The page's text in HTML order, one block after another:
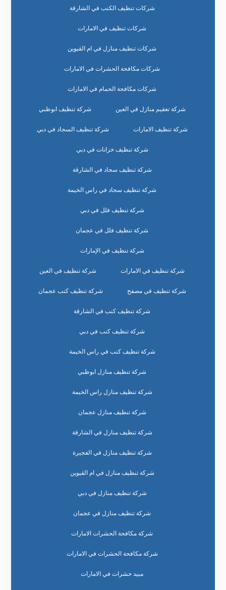
شركات تنظيف الكنب في الشارقة
شركات تنظيف في الامارات
شركات تنظيف منازل في ام القيوين
شركات مكافحة الحشرات في الامارات
شركات مكافحة الحمام في الامارات
شركة تعقيم منازل في العين شركة تنظيف ابوظبي
شركة تنظيف الامارات شركة تنظيف السجاد في دبي
شركة تنظيف خزانات في دبي
شركة تنظيف سجاد في الشارقة
شركة تنظيف سجاد في راس الخيمة
شركة تنظيف فلل في دبي
شركة تنظيف فلل في عجمان
شركة تنظيف في الإمارات
شركة تنظيف في الامارات شركة تنظيف في العين
شركة تنظيف في مصفح شركة تنظيف كنب عجمان
شركة تنظيف كنب في الشارقة
شركة تنظيف كنب في دبي
شركة تنظيف كنب في راس الخيمة
شركة تنظيف منازل ابوظبي
شركة تنظيف منازل راس الخيمة
شركة تنظيف منازل عجمان
شركة تنظيف منازل في الشارقة
شركة تنظيف منازل في الفجيرة
شركة تنظيف منازل في ام القيوين
شركة تنظيف منازل في دبي
شركة تنظيف منازل في عجمان
شركة مكافحة الحشرات الامارات
شركة مكافحة الحشرات في الامارات
مبيد حشرات في الامارات